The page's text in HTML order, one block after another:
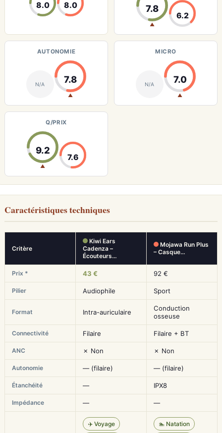
8.0 8.0 7.8
▲
6.2
AUTONOMIE
N/A 7.8
▲
MICRO
N/A 7.0
▲
Q/PRIX
9.2
▲
7.6
Caractéristiques techniques
Critère
Kiwi Ears
Cadenza –
Écouteurs…
Mojawa Run Plus
– Casque…
Prix * 43 € 92 €
Pilier Audiophile Sport
Format Intra-auriculaire
Conduction
osseuse
Connectivité Filaire Filaire + BT
ANC ✗ Non ✗ Non
Autonomie — (filaire) — (filaire)
Étanchéité — IPX8
Impédance — —
✈️ Voyage 🏊 Natation